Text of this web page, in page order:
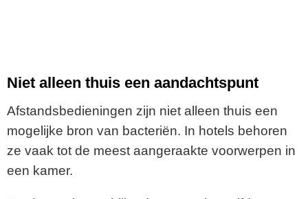
Niet alleen thuis een aandachtspunt
Afstandsbedieningen zijn niet alleen thuis een
mogelijke bron van bacteriën. In hotels behoren
ze vaak tot de meest aangeraakte voorwerpen in
een kamer.